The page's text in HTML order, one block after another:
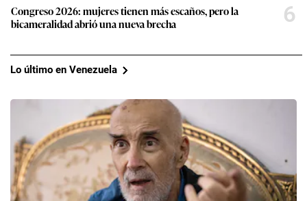
Congreso 2026: mujeres tienen más escaños, pero la
bicameralidad abrió una nueva brecha
6
Lo último en Venezuela